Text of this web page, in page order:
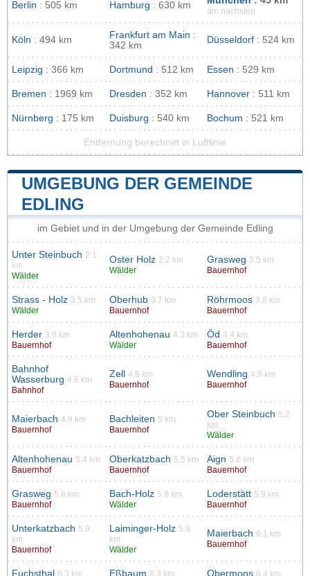
Berlin : 505 km Hamburg : 630 km
am nächsten
Köln : 494 km Frankfurt am Main :
342 km
Düsseldorf : 524 km
Leipzig : 366 km Dortmund : 512 km Essen : 529 km
Bremen : 1969 km Dresden : 352 km Hannover : 511 km
Nürnberg : 175 km Duisburg : 540 km Bochum : 521 km
Entfernung berechnet in Luftlinie
UMGEBUNG DER GEMEINDE
EDLING
im Gebiet und in der Umgebung der Gemeinde Edling
Unter Steinbuch 2.1
km
Wälder
Oster Holz 2.2 km
Wälder
Grasweg 3.5 km
Bauernhof
Strass - Holz 3.5 km
Wälder
Oberhub 3.7 km
Bauernhof
Röhrmoos 3.8 km
Bauernhof
Herder 3.9 km
Bauernhof
Altenhohenau 4.3 km
Wälder
Öd 4.4 km
Bauernhof
Bahnhof
Wasserburg 4.6 km
Bahnhof
Zell
4.8 km
Bauernhof
Wendling 4.9 km
Bauernhof
Maierbach 4.9 km
Bauernhof
Bachleiten 5 km
Bauernhof
Ober Steinbuch 5.2
km
Wälder
Altenhohenau 5.4 km
Bauernhof
Oberkatzbach 5.5 km
Bauernhof
Aign 5.6 km
Bauernhof
Grasweg 5.8 km
Bauernhof
Bach-Holz 5.8 km
Wälder
Loderstätt 5.9 km
Bauernhof
Unterkatzbach 5.9
km
Bauernhof
Laiminger-Holz 5.9
km
Wälder
Maierbach 6.1 km
Bauernhof
Fuchsthal
6.3 km
Eßbaum 6.3 km
Obermoos 6.4 km